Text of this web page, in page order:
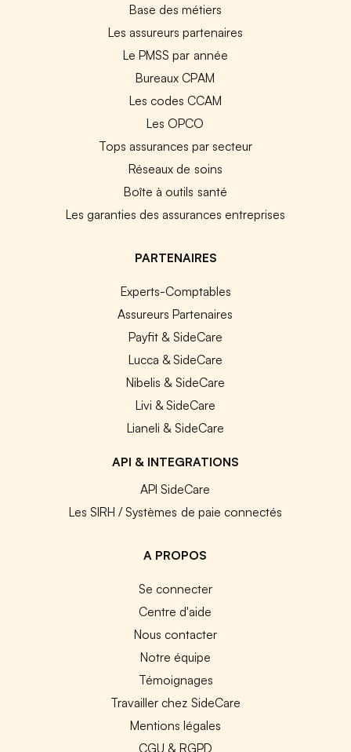
Base des métiers
Les assureurs partenaires
Le PMSS par année
Bureaux CPAM
Les codes CCAM
Les OPCO
Tops assurances par secteur
Réseaux de soins
Boîte à outils santé
Les garanties des assurances entreprises
PARTENAIRES
Experts-Comptables
Assureurs Partenaires
Payfit & SideCare
Lucca & SideCare
Nibelis & SideCare
Livi & SideCare
Lianeli & SideCare
API & INTEGRATIONS
API SideCare
Les SIRH / Systèmes de paie connectés
A PROPOS
Se connecter
Centre d'aide
Nous contacter
Notre équipe
Témoignages
Travailler chez SideCare
Mentions légales
CGU & RGPD